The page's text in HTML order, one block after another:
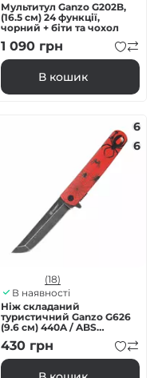
Мультитул Ganzo G202B,
(16.5 см) 24 функції,
чорний + біти та чохол
1 090 грн
В кошик
6
6
(18)
В наявності
Ніж складаний
туристичний Ganzo G626
(9.6 см) 440A / ABS
червоний
430 грн